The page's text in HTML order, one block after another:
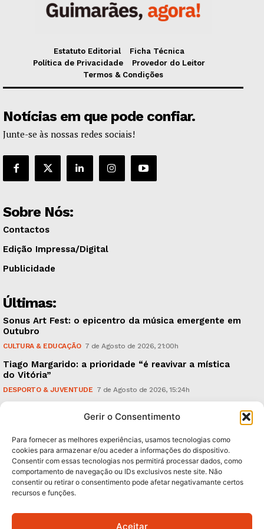
Gerir o Consentimento
Para fornecer as melhores experiências, usamos tecnologias como
cookies para armazenar e/ou aceder a informações do dispositivo.
Consentir com essas tecnologias nos permitirá processar dados, como
comportamento de navegação ou IDs exclusivos neste site. Não
consentir ou retirar o consentimento pode afetar negativamante certos
recursos e funções.
Aceitar
Estatuto Editorial
Ficha Técnica
Política de Privacidade
Provedor do Leitor
Termos & Condições
Notícias em que pode confiar.
Junte-se às nossas redes sociais!
Sobre Nós:
Contactos
Edição Impressa/Digital
Publicidade
Últimas:
Sonus Art Fest: o epicentro da música emergente em
Outubro
CULTURA & EDUCAÇÃO 7 de Agosto de 2026, 21:00h
Tiago Margarido: a prioridade “é reavivar a mística
do Vitória”
DESPORTO & JUVENTUDE 7 de Agosto de 2026, 15:24h
caudais e antecipa situações de risco
Subscreva Newsletter: